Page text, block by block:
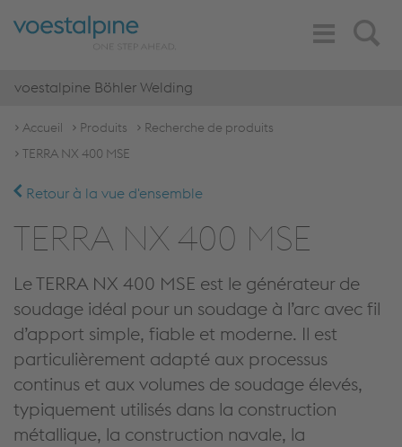
Search
Toggle
Navigation
voestalpine Böhler Welding
Accueil Produits
Recherche de produits
TERRA NX 400 MSE
Retour à la vue d'ensemble
TERRA NX 400 MSE
Le TERRA NX 400 MSE est le générateur de
soudage idéal pour un soudage à l’arc avec fil
d’apport simple, fiable et moderne. Il est
particulièrement adapté aux processus
continus et aux volumes de soudage élevés,
typiquement utilisés dans la construction
métallique, la construction navale, la